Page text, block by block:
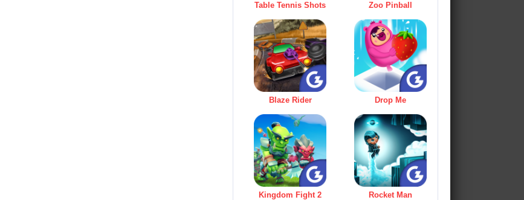
Table Tennis Shots Zoo Pinball
Blaze Rider Drop Me
Kingdom Fight 2 Rocket Man